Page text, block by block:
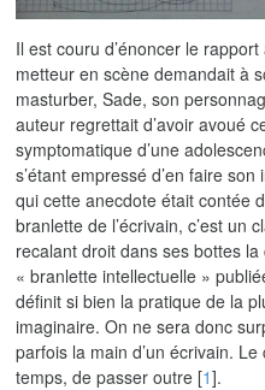
Il est couru d’énoncer le
metteur en scène demandait à
masturber, Sade, son
auteur regrettait d’avoir avoué
symptomatique d’une
s’étant empressé d’en faire
qui cette anecdote était contée
branlette de l’écrivain, c’est un
recalant droit dans ses bottes
« branlette intellectuelle »
définit si bien la pratique de la
imaginaire. On ne sera donc
parfois la main d’un écrivain.
temps, de passer outre [1].